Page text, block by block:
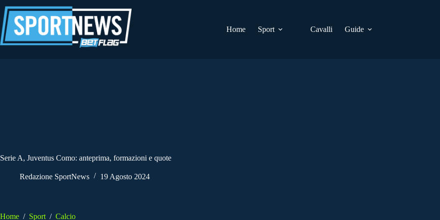
al
contenuto
Home
Sport Cavalli Guide
Serie A, Juventus Como: anteprima, formazioni e quote
Redazione SportNews 19 Agosto 2024
Home / Sport / Calcio